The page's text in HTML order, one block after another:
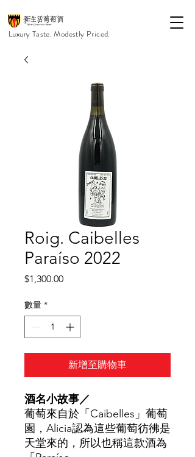
Luxury Taste. Modestly Priced.
Roig. Caibelles
Paraíso 2022
$1,300.00價
數量 *
新增至購物車
酒名小故事／
葡萄來自於「Caibelles」葡萄
園，Alicia認為這些葡萄彷彿是
天堂來的，所以也稱這款酒為